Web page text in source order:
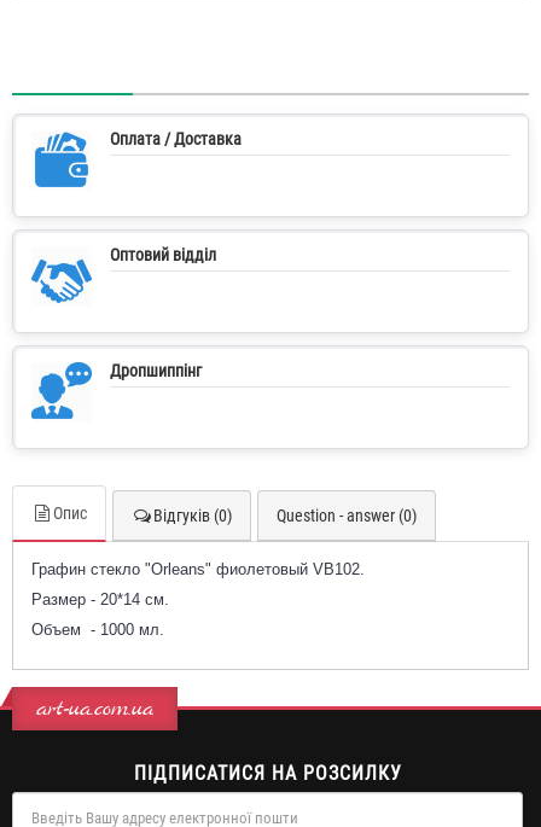
Оплата / Доставка
Оптовий відділ
Дропшиппінг
Опис Відгуків (0) Question - answer (0)
Графин стекло "Orleans" фиолетовый VB102.
Размер - 20*14 см.
Объем - 1000 мл.
art-ua.com.ua
ПІДПИСАТИСЯ НА РОЗСИЛКУ